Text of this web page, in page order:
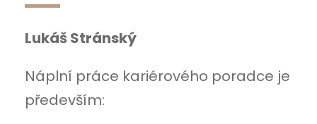
Lukáš Stránský
Náplní práce kariérového poradce je
především: